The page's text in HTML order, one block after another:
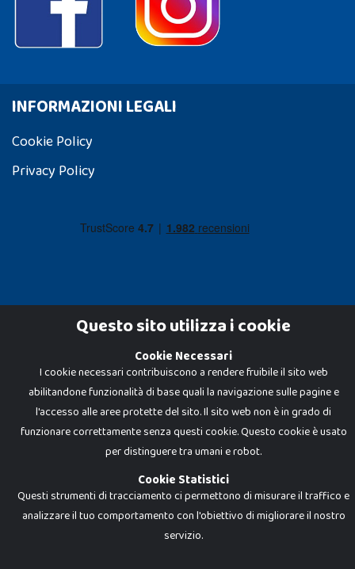
INFORMAZIONI LEGALI
Cookie Policy
Privacy Policy
Dadi e Mattoncini è un brand di Giocabene Srl. Ogni riproduzione o utilizzo non
espressamente autorizzato è severamente vietato. Tutti i loghi, marchi,
brand elencati nel presente shop sono di proprietà dei rispettivi titolari.
I prezzi e le promozioni pubblicate potrebbero differire da quanto esposto in
negozio.
Giocabene Srl - via della Posta 8, 20123 Milano (MI)
P.IVA 02608090425 - REA AN201199 - C.S. 10.000 i.v.
Questo sito utilizza i cookie
Cookie Necessari
I cookie necessari contribuiscono a rendere fruibile il sito web
abilitandone funzionalità di base quali la navigazione sulle pagine e
l'accesso alle aree protette del sito. Il sito web non è in grado di
funzionare correttamente senza questi cookie. Questo cookie è usato
per distinguere tra umani e robot.
Cookie Statistici
Questi strumenti di tracciamento ci permettono di misurare il traffico e
analizzare il tuo comportamento con l'obiettivo di migliorare il nostro
servizio.